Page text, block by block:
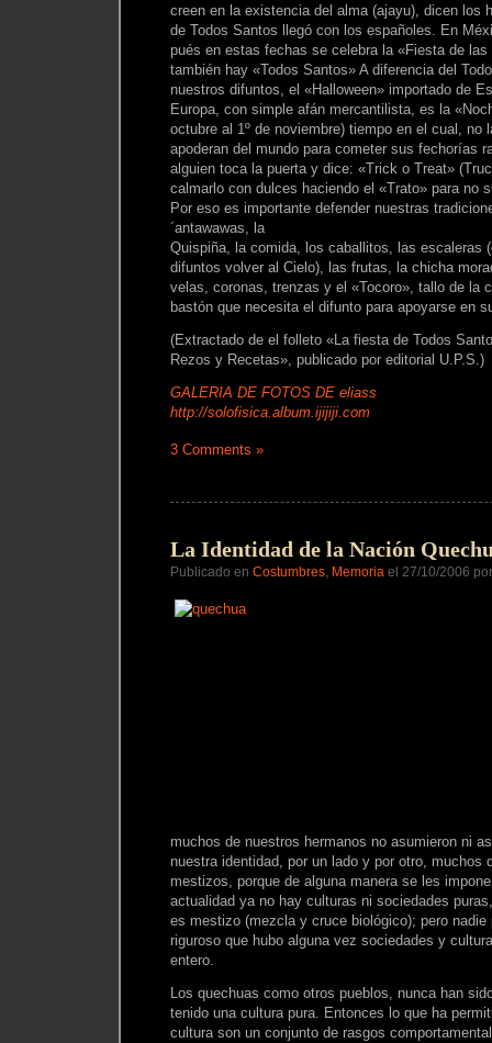
creen en la existencia del alma (ajayu), dicen los
de Todos Santos llegó con los españoles. En
pués en estas fechas se celebra la «Fiesta de
también hay «Todos Santos» A diferencia del
nuestros difuntos, el «Halloween» importado de
Europa, con simple afán mercantilista, es la
octubre al 1º de noviembre) tiempo en el cual, no
apoderan del mundo para cometer sus fechorías
alguien toca la puerta y dice: «Trick o Treat»
calmarlo con dulces haciendo el «Trato» para no
Por eso es importante defender nuestras
´antawawas, la
Quispiña, la comida, los caballitos, las escaleras
difuntos volver al Cielo), las frutas, la chicha
velas, coronas, trenzas y el «Tocoro», tallo de la
bastón que necesita el difunto para apoyarse en
(Extractado de el folleto «La fiesta de Todos
Rezos y Recetas», publicado por editorial U.P.S.)
GALERIA DE FOTOS DE eliass
http://solofisica.album.ijijiji.com
3 Comments »
La Identidad de la Nación
Publicado en Costumbres, Memoria el 27/10/2006
muchos de nuestros hermanos no asumieron ni
nuestra identidad, por un lado y por otro, muchos
mestizos, porque de alguna manera se les
actualidad ya no hay culturas ni sociedades
es mestizo (mezcla y cruce biológico); pero nadie
riguroso que hubo alguna vez sociedades y
entero.
Los quechuas como otros pueblos, nunca han
tenido una cultura pura. Entonces lo que ha
cultura son un conjunto de rasgos